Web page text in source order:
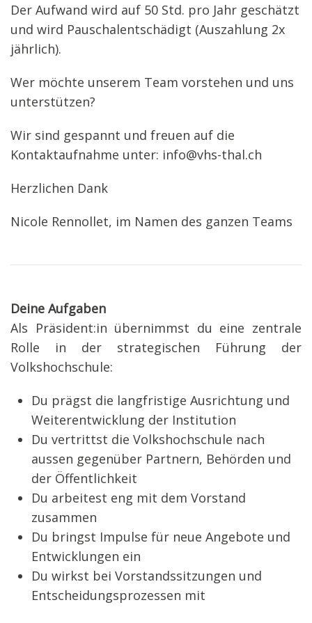
Der Aufwand wird auf 50 Std. pro Jahr geschätzt
und wird Pauschalentschädigt (Auszahlung 2x
jährlich).
Wer möchte unserem Team vorstehen und uns
unterstützen?
Wir sind gespannt und freuen auf die
Kontaktaufnahme unter: info@vhs-thal.ch
Herzlichen Dank
Nicole Rennollet, im Namen des ganzen Teams
Deine Aufgaben
Als Präsident:in übernimmst du eine zentrale
Rolle in der strategischen Führung der
Volkshochschule:
Du prägst die langfristige Ausrichtung und
Weiterentwicklung der Institution
Du vertrittst die Volkshochschule nach
aussen gegenüber Partnern, Behörden und
der Öffentlichkeit
Du arbeitest eng mit dem Vorstand
zusammen
Du bringst Impulse für neue Angebote und
Entwicklungen ein
Du wirkst bei Vorstandssitzungen und
Entscheidungsprozessen mit